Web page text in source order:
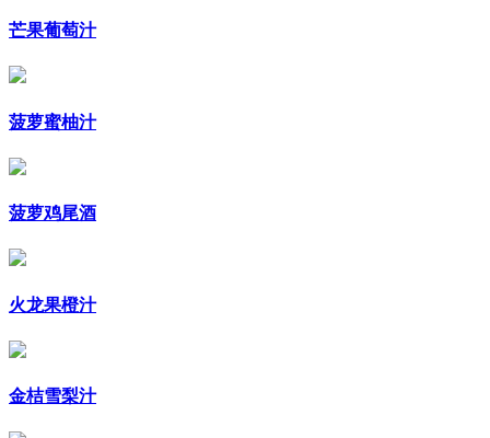
芒果葡萄汁
菠萝蜜柚汁
菠萝鸡尾酒
火龙果橙汁
金桔雪梨汁